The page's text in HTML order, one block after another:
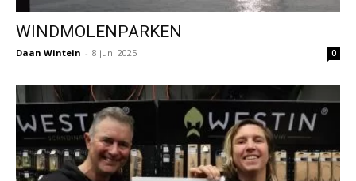
WINDMOLENPARKEN
Daan Wintein - 8 juni 2025 0